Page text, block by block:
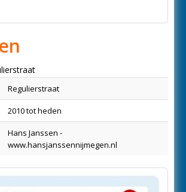
Regulierstraat
2010 tot heden
Hans Janssen -
www.hansjanssennijmegen.nl